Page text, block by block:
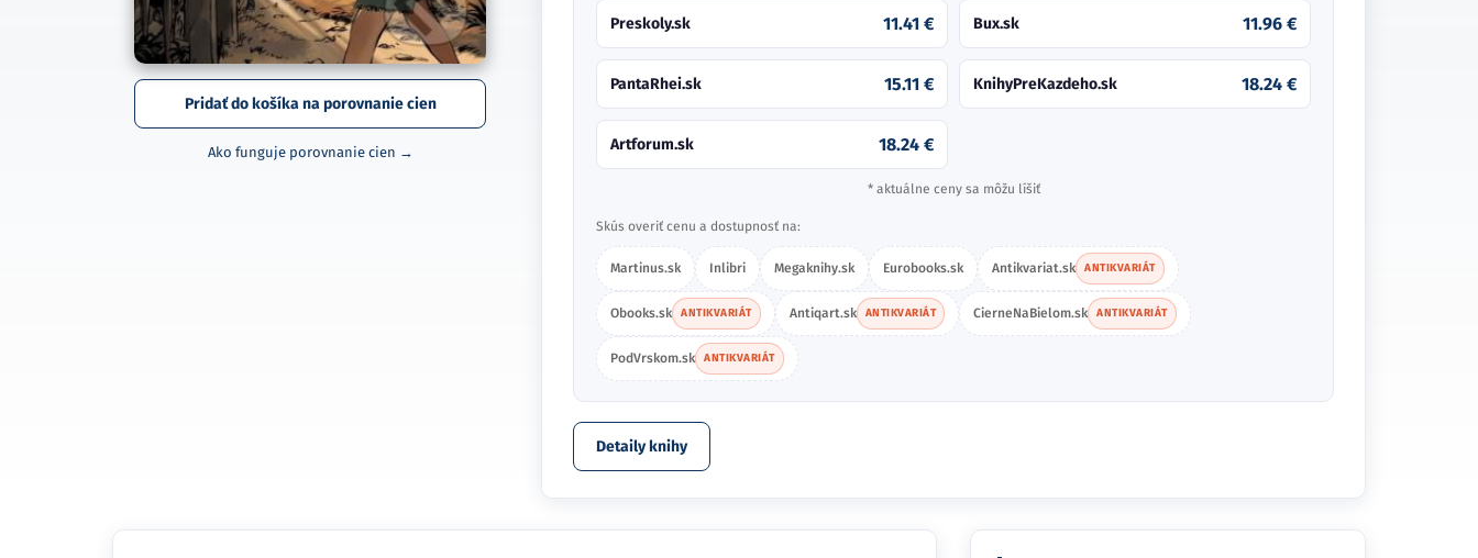
Pridať do košíka na porovnanie cien
Ako funguje porovnanie cien →
Preskoly.sk 11.41 € Bux.sk 11.96 €
PantaRhei.sk 15.11 € KnihyPreKazdeho.sk 18.24 €
Artforum.sk 18.24 €
* aktuálne ceny sa môžu líšiť
Skús overiť cenu a dostupnosť na:
Martinus.sk Inlibri Megaknihy.sk Eurobooks.sk Antikvariat.sk ANTIKVARIÁT
Obooks.sk ANTIKVARIÁT Antiqart.sk ANTIKVARIÁT CierneNaBielom.sk ANTIKVARIÁT
PodVrskom.sk ANTIKVARIÁT
Detaily knihy